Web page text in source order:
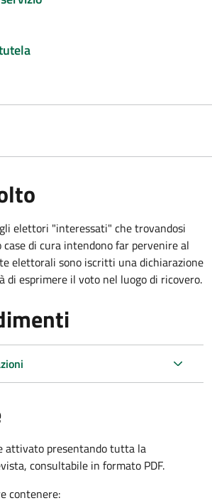
elettori "interessati" che trovandosi
di cura intendono far pervenire al
elettorali sono iscritti una dichiarazione
di esprimere il voto nel luogo di ricovero.
attivato presentando tutta la
consultabile in formato PDF.
contenere: